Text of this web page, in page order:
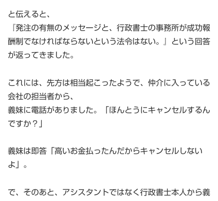
と伝えると、
『発注の有無のメッセージと、行政書士の事務所が成功報
酬制でなければならないという法令はない。』という回答
が返ってきました。
これには、先方は相当起こったようで、仲介に入っている
会社の担当者から、
義妹に電話がありました。「ほんとうにキャンセルするん
ですか？」
義妹は即答「高いお金払ったんだからキャンセルしない
よ」。
で、そのあと、アシスタントではなく行政書士本人から義